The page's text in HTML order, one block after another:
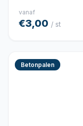
vanaf
€3,00 / st
Betonpalen